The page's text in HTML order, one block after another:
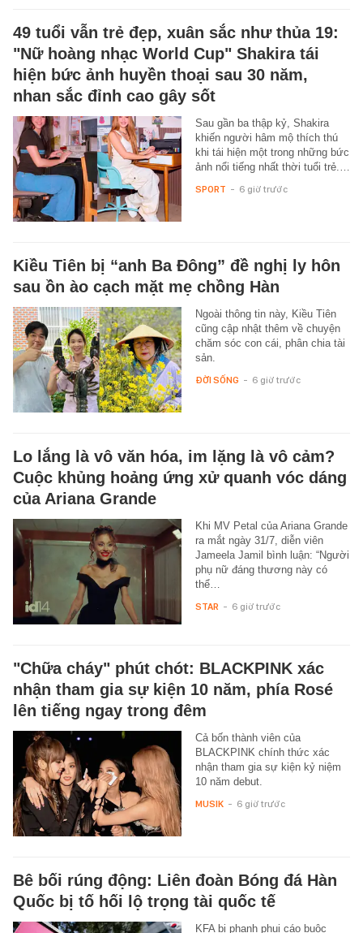
49 tuổi vẫn trẻ đẹp, xuân sắc như thủa 19:
"Nữ hoàng nhạc World Cup" Shakira tái
hiện bức ảnh huyền thoại sau 30 năm,
nhan sắc đỉnh cao gây sốt
Sau gần ba thập kỷ, Shakira
khiến người hâm mộ thích thú
khi tái hiện một trong những bức
ảnh nổi tiếng nhất thời tuổi trẻ.…
SPORT - 6 giờ trước
Kiều Tiên bị “anh Ba Đông” đề nghị ly hôn
sau ồn ào cạch mặt mẹ chồng Hàn
Ngoài thông tin này, Kiều Tiên
cũng cập nhật thêm về chuyện
chăm sóc con cái, phân chia tài
sản.
ĐỜI SỐNG - 6 giờ trước
Lo lắng là vô văn hóa, im lặng là vô cảm?
Cuộc khủng hoảng ứng xử quanh vóc dáng
của Ariana Grande
Khi MV Petal của Ariana Grande
ra mắt ngày 31/7, diễn viên
Jameela Jamil bình luận: “Người
phụ nữ đáng thương này có
thể…
STAR - 6 giờ trước
"Chữa cháy" phút chót: BLACKPINK xác
nhận tham gia sự kiện 10 năm, phía Rosé
lên tiếng ngay trong đêm
Cả bốn thành viên của
BLACKPINK chính thức xác
nhận tham gia sự kiện kỷ niệm
10 năm debut.
MUSIK - 6 giờ trước
Bê bối rúng động: Liên đoàn Bóng đá Hàn
Quốc bị tố hối lộ trọng tài quốc tế
KFA bị phanh phui cáo buộc